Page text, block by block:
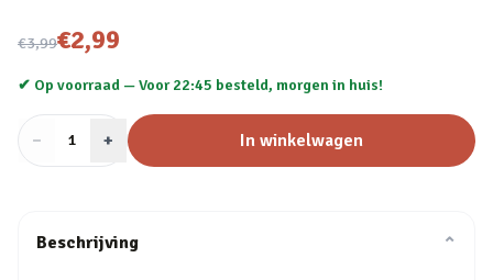
€3,99
Nu voor
€2,99
✔ Op voorraad —Voor 22:45 besteld, morgen in huis!
− Aantal
1 + In winkelwagen
Beschrijving ⌄